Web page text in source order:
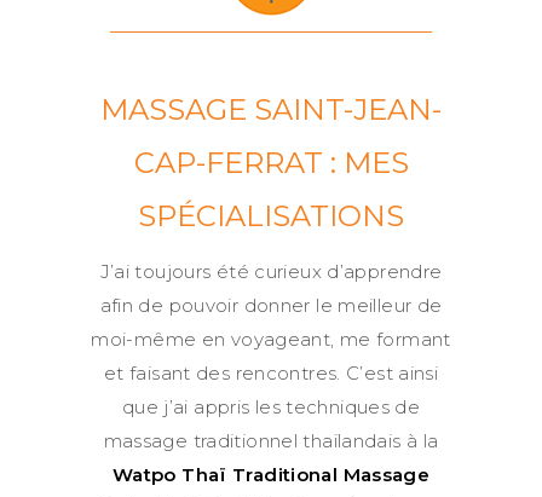
MASSAGE SAINT-JEAN-
CAP-FERRAT : MES
SPÉCIALISATIONS
J’ai toujours été curieux d’apprendre
afin de pouvoir donner le meilleur de
moi-même en voyageant, me formant
et faisant des rencontres. C’est ainsi
que j’ai appris les techniques de
massage traditionnel thaïlandais à la
Watpo Thaï Traditional Massage